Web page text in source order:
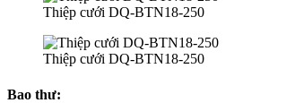
Thiệp cưới DQ-BTN18-250
Thiệp cưới DQ-BTN18-250
Bao thư: